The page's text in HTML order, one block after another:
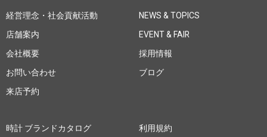
経営理念・社会貢献活動
店舗案内
会社概要
お問い合わせ
来店予約
NEWS & TOPICS
EVENT & FAIR
採用情報
ブログ
時計 ブランドカタログ
利用規約